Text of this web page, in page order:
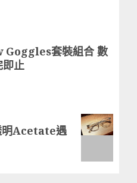
Goggles套裝組合 數
即止
明Acetate遇